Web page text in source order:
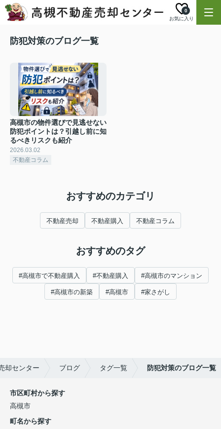
お気に入り
0
防犯対策のブログ一覧
高槻市の物件選びで見逃せない
防犯ポイントは？引越し前に知
るべきリスクも紹介
2026.03.02
不動産コラム
おすすめのカテゴリ
不動産売却 不動産購入 不動産コラム
おすすめのタグ
#高槻市で不動産購入 #不動産購入 #高槻市のマンション
#高槻市の新築 #高槻市 #家さがし
却センター ブログ タグ一覧 防犯対策のブログ一覧
市区町村から探す
高槻市
町名から探す